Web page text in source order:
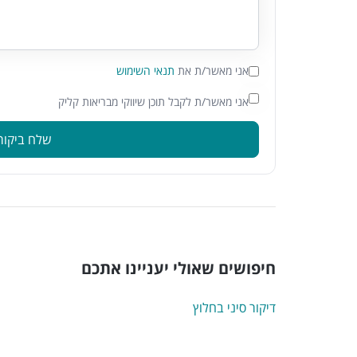
אני מאשר/ת את תנאי השימוש
אני מאשר/ת לקבל תוכן שיווקי מבריאות קליק
שלח
חיפושים שאולי יעניינו אתכם
דיקור סיני בחלוץ